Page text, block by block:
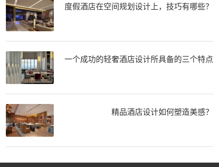
度假酒店在空间规划设计上，技巧有哪些？
一个成功的轻奢酒店设计所具备的三个特点
精品酒店设计如何塑造美感？